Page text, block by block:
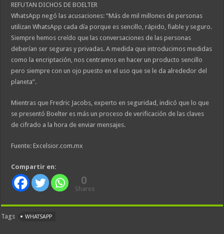
REFUTAN DICHOS DE BOELTER
WhatsApp negó las acusaciones: “Más de mil millones de personas
utilizan WhatsApp cada día porque es sencillo, rápido, fiable y seguro.
Siempre hemos creído que las conversaciones de las personas
deberían ser seguras y privadas. A medida que introducimos medidas
como la encriptación, nos centramos en hacer un producto sencillo
pero siempre con un ojo puesto en el uso que se le da alrededor del
planeta”.
Mientras que Fredric Jacobs, experto en seguridad, indicó que lo que
se presentó Boelter es más un proceso de verificación de las claves
de cifrado a la hora de enviar mensajes.
Fuente: Excelsior.com.mx
Compartir en:
0
Shares
Tags WHATSAPP